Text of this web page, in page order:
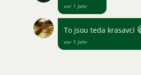
vor 1 Jahr
To jsou teda krasavci
vor 1 Jahr